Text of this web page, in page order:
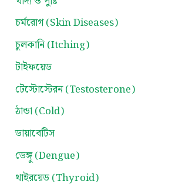
চর্মরোগ (Skin Diseases)
চুলকানি (Itching)
টাইফয়েড
টেস্টোস্টেরন (Testosterone)
ঠান্ডা (Cold)
ডায়াবেটিস
ডেঙ্গু (Dengue)
থাইরয়েড (Thyroid)